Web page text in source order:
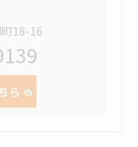
18-16
ら